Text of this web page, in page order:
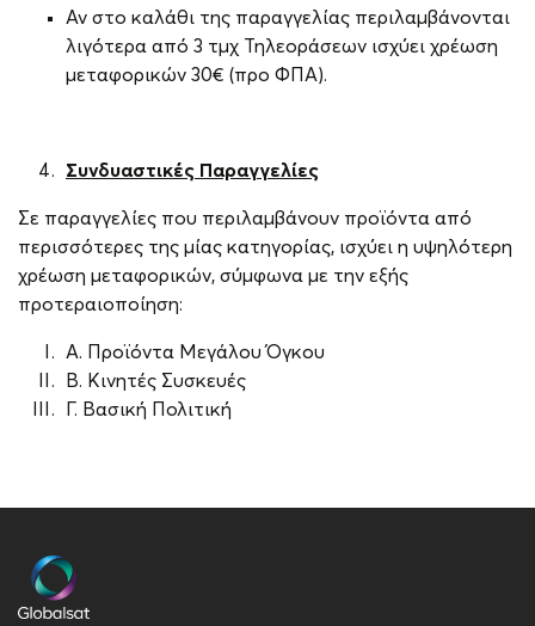
Αν στο καλάθι της παραγγελίας περιλαμβάνονται
λιγότερα από 3 τμχ Τηλεοράσεων ισχύει χρέωση
μεταφορικών 30€ (προ ΦΠΑ).
Συνδυαστικές Παραγγελίες
Σε παραγγελίες που περιλαμβάνουν προϊόντα από
περισσότερες της μίας κατηγορίας, ισχύει η υψηλότερη
χρέωση μεταφορικών, σύμφωνα με την εξής
προτεραιοποίηση:
Α. Προϊόντα Μεγάλου Όγκου
Β. Κινητές Συσκευές
Γ. Βασική Πολιτική